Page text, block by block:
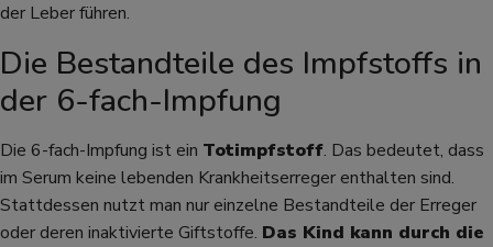
der Leber führen.
Die Bestandteile des Impfstoffs in
der 6-fach-Impfung
Die 6-fach-Impfung ist ein Totimpfstoff. Das bedeutet, dass
im Serum keine lebenden Krankheitserreger enthalten sind.
Stattdessen nutzt man nur einzelne Bestandteile der Erreger
oder deren inaktivierte Giftstoffe. Das Kind kann durch die